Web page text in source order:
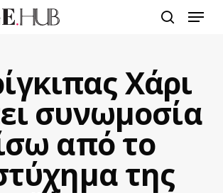
Menu
Χάρι
συνωμοσία
από το
της